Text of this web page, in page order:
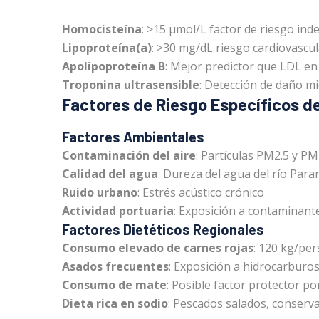
Homocisteína: >15 μmol/L factor de riesgo
Lipoproteína(a): >30 mg/dL riesgo
Apolipoproteína B: Mejor predictor que LDL
Troponina ultrasensible: Detección de daño
Factores de Riesgo Específicos
Factores Ambientales
Contaminación del aire: Partículas PM2.5 y
Calidad del agua: Dureza del agua del río
Ruido urbano: Estrés acústico crónico
Actividad portuaria: Exposición a
Factores Dietéticos Regionales
Consumo elevado de carnes rojas: 120 kg/
Asados frecuentes: Exposición a
Consumo de mate: Posible factor protector
Dieta rica en sodio: Pescados salados,